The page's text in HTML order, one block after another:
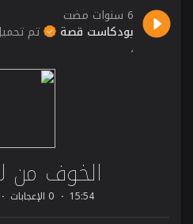
6 سنوات مضت
بودكاست قصة تم
،
الخوف من
15:54 0 الإعجابات